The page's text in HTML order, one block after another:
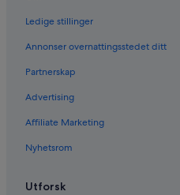
Ledige stillinger
Annonser overnattingsstedet ditt
Partnerskap
Advertising
Affiliate Marketing
Nyhetsrom
Utforsk